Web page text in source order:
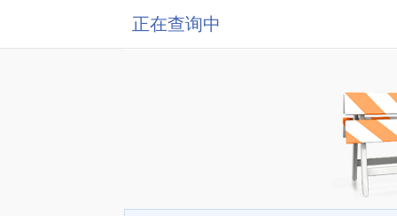
正在查询中